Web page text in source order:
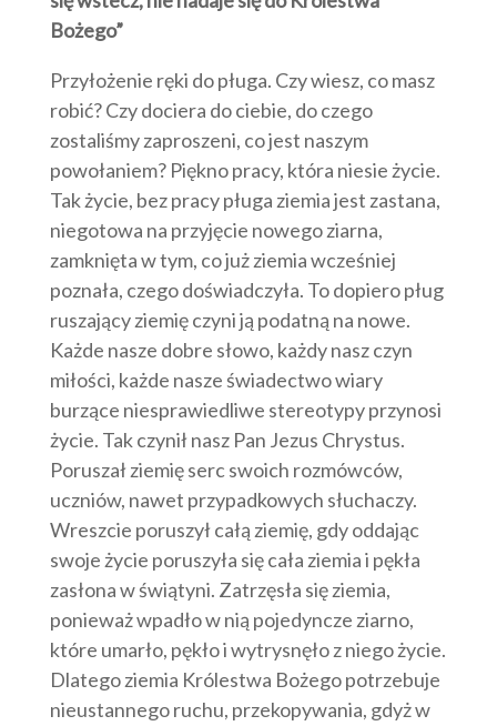
Bożego”
Przyłożenie ręki do pługa. Czy wiesz, co masz
robić? Czy dociera do ciebie, do czego
zostaliśmy zaproszeni, co jest naszym
powołaniem? Piękno pracy, która niesie życie.
Tak życie, bez pracy pługa ziemia jest zastana,
niegotowa na przyjęcie nowego ziarna,
zamknięta w tym, co już ziemia wcześniej
poznała, czego doświadczyła. To dopiero pług
ruszający ziemię czyni ją podatną na nowe.
Każde nasze dobre słowo, każdy nasz czyn
miłości, każde nasze świadectwo wiary
burzące niesprawiedliwe stereotypy przynosi
życie. Tak czynił nasz Pan Jezus Chrystus.
Poruszał ziemię serc swoich rozmówców,
uczniów, nawet przypadkowych słuchaczy.
Wreszcie poruszył całą ziemię, gdy oddając
swoje życie poruszyła się cała ziemia i pękła
zasłona w świątyni. Zatrzęsła się ziemia,
ponieważ wpadło w nią pojedyncze ziarno,
które umarło, pękło i wytrysnęło z niego życie.
Dlatego ziemia Królestwa Bożego potrzebuje
nieustannego ruchu, przekopywania, gdyż w